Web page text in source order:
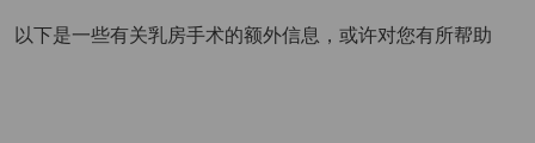
以下是一些有关乳房手术的额外信息，或许对您有所帮助